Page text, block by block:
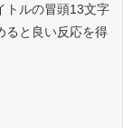
トルの冒頭13文字
ると良い反応を得